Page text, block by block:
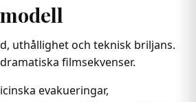
uthållighet och teknisk briljans.
filmsekvenser.
evakueringar,